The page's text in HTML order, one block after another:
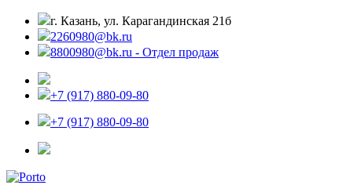
г. Казань, ул. Карагандинская 21б
2260980@bk.ru
8800980@bk.ru - Отдел продаж
+7 (917) 880-09-80
+7 (917) 880-09-80